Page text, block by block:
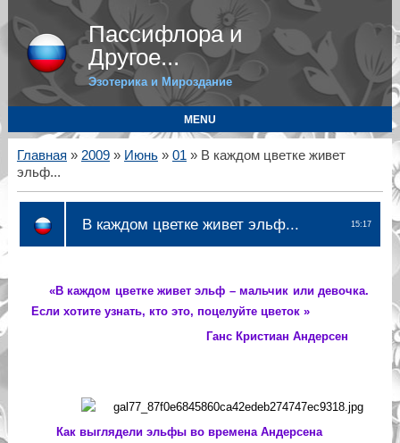
Пассифлора и
Другое...
Эзотерика и Мироздание
MENU
Главная » 2009 » Июнь » 01 » В каждом цветке живет
эльф...
15:17
В каждом цветке живет эльф...
«В каждом цветке живет эльф – мальчик или девочка.
Если хотите узнать, кто это, поцелуйте цветок »
Ганс Кристиан Андерсен
Как выглядели эльфы во времена Андерсена